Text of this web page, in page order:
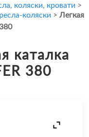
коляски, кровати >
коляски > Легкая
каталка
380